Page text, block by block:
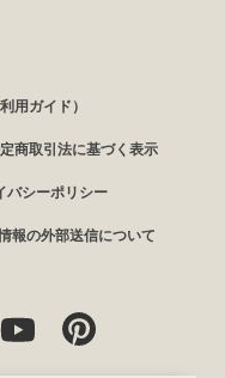
用ガイド）
商取引法に基づく表示
バシーポリシー
報の外部送信について